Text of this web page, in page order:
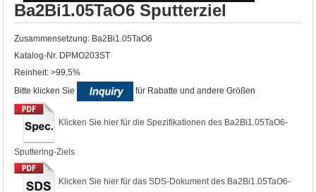
Ba2Bi1.05TaO6 Sputterziel
Zusammensetzung: Ba2Bi1.05TaO6
Katalog-Nr. DPMO203ST
Reinheit: >99,5%
Bitte klicken Sie
für Rabatte und andere Größen
Klicken Sie hier für die Spezifikationen des Ba2Bi1.05TaO6-
Sputtering-Ziels
Klicken Sie hier für das SDS-Dokument des Ba2Bi1.05TaO6-